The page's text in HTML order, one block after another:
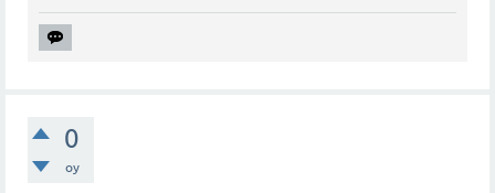
0
oy